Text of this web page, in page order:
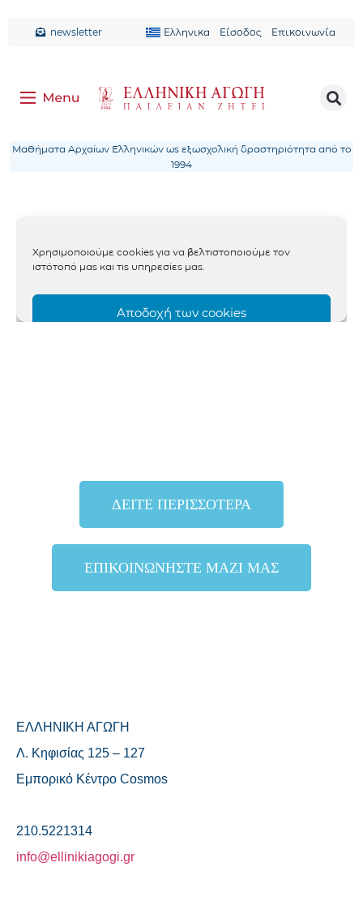
newsletter Ελληνικα Είσοδος Επικοινωνία
Μαθήματα Αρχαίων Ελληνικών ως εξωσχολική δραστηριότητα από το
1994
ΔΕΙΤΕ ΠΕΡΙΣΣΟΤΕΡΑ
ΕΠΙΚΟΙΝΩΝΗΣΤΕ ΜΑΖΙ ΜΑΣ
ΕΛΛΗΝΙΚΗ ΑΓΩΓΗ
Λ. Κηφισίας 125 – 127
Εμπορικό Κέντρο Cosmos
210.5221314
info@ellinikiagogi.gr